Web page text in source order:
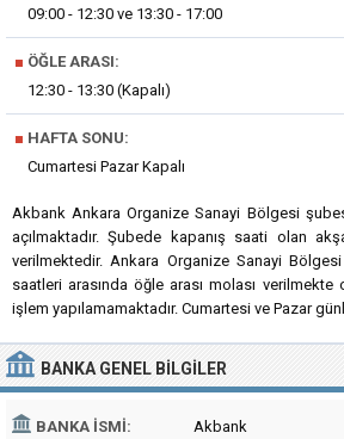
09:00 - 12:30 ve 13:30 - 17:00
■ ÖĞLE ARASI:
12:30 - 13:30 (Kapalı)
■ HAFTA SONU:
Cumartesi Pazar Kapalı
Akbank Ankara Organize Sanayi Bölgesi
açılmaktadır. Şubede kapanış saati olan
verilmektedir. Ankara Organize Sanayi
saatleri arasında öğle arası molası
işlem yapılamamaktadır. Cumartesi ve Pazar
BANKA GENEL BILGILER
BANKA İSMI: Akbank